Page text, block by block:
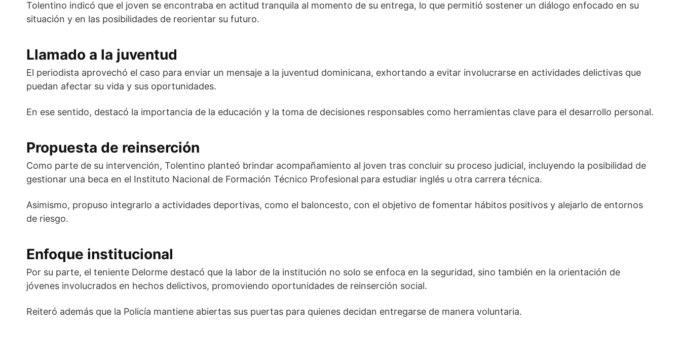
Tolentino indicó que el joven se encontraba en actitud tranquila al momento de su entrega, lo que permitió sostener un diálogo enfocado en su
situación y en las posibilidades de reorientar su futuro.
Llamado a la juventud
El periodista aprovechó el caso para enviar un mensaje a la juventud dominicana, exhortando a evitar involucrarse en actividades delictivas que
puedan afectar su vida y sus oportunidades.
En ese sentido, destacó la importancia de la educación y la toma de decisiones responsables como herramientas clave para el desarrollo personal.
Propuesta de reinserción
Como parte de su intervención, Tolentino planteó brindar acompañamiento al joven tras concluir su proceso judicial, incluyendo la posibilidad de
gestionar una beca en el Instituto Nacional de Formación Técnico Profesional para estudiar inglés u otra carrera técnica.
Asimismo, propuso integrarlo a actividades deportivas, como el baloncesto, con el objetivo de fomentar hábitos positivos y alejarlo de entornos
de riesgo.
Enfoque institucional
Por su parte, el teniente Delorme destacó que la labor de la institución no solo se enfoca en la seguridad, sino también en la orientación de
jóvenes involucrados en hechos delictivos, promoviendo oportunidades de reinserción social.
Reiteró además que la Policía mantiene abiertas sus puertas para quienes decidan entregarse de manera voluntaria.